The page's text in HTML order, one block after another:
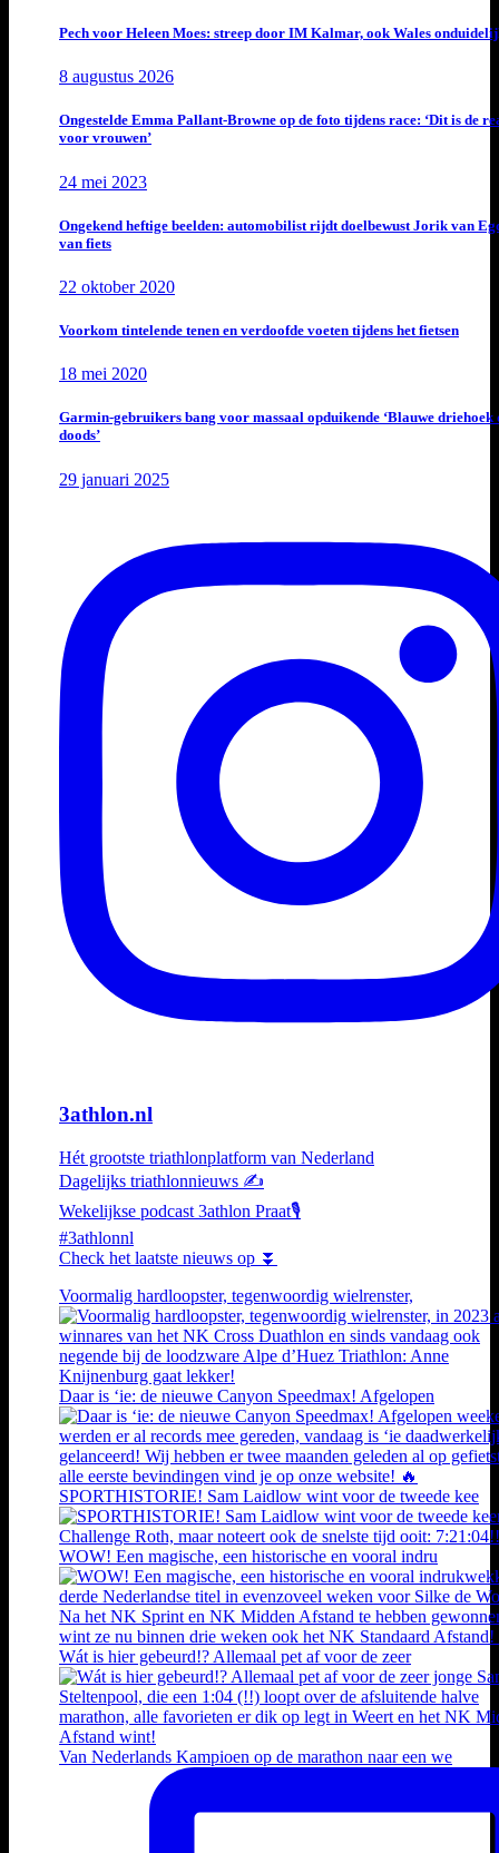
Pech voor Heleen Moes: streep door IM Kalmar, ook Wales
8 augustus 2026
Ongestelde Emma Pallant-Browne op de foto tijdens race: ‘Dit is de
voor vrouwen’
24 mei 2023
Ongekend heftige beelden: automobilist rijdt doelbewust Jorik van
van fiets
22 oktober 2020
Voorkom tintelende tenen en verdoofde voeten tijdens het fietsen
18 mei 2020
Garmin-gebruikers bang voor massaal opduikende ‘Blauwe driehoek
doods’
29 januari 2025
3athlon.nl
Hét grootste triathlonplatform van Nederland
Dagelijks triathlonnieuws ✍️
Wekelijkse podcast 3athlon Praat🎙️
#3athlonnl
Check het laatste nieuws op ⏬
Voormalig hardloopster, tegenwoordig wielrenster,
Daar is ‘ie: de nieuwe Canyon Speedmax! Afgelopen
SPORTHISTORIE! Sam Laidlow wint voor de tweede kee
WOW! Een magische, een historische en vooral indru
Wát is hier gebeurd!? Allemaal pet af voor de zeer
Van Nederlands Kampioen op de marathon naar een we